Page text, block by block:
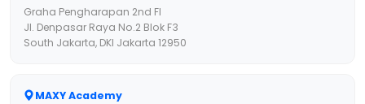
Graha Pengharapan 2nd Fl
Jl. Denpasar Raya No.2 Blok F3
South Jakarta, DKI Jakarta 12950
MAXY Academy